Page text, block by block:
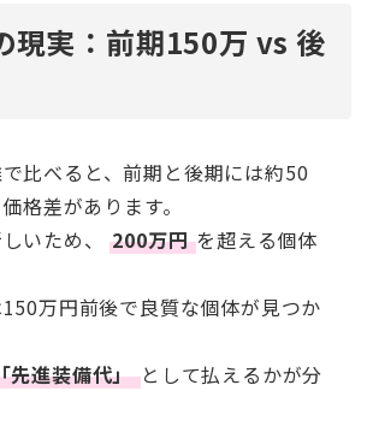
現実：前期150万 vs 後
比べると、前期と後期には約50
格差があります。
いため、200万円を超える個体
万円前後で良質な個体が見つか
先進装備代」 として払えるかが分